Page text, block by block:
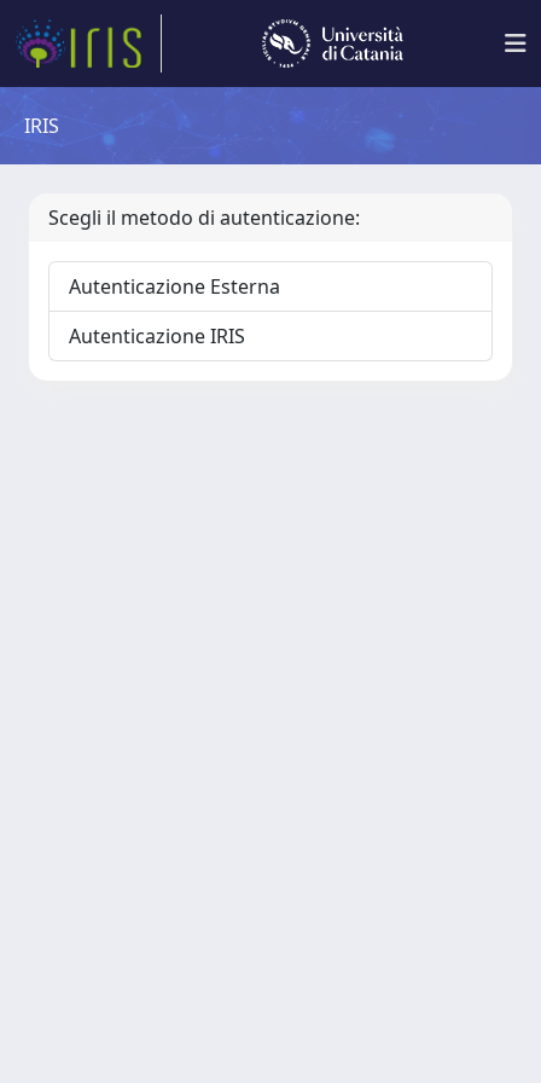
IRIS
Scegli il metodo di autenticazione:
Autenticazione Esterna
Autenticazione IRIS